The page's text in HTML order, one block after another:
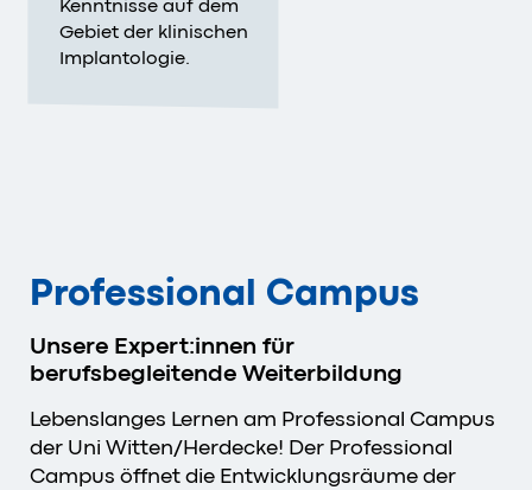
Kenntnisse auf dem
Gebiet der klinischen
Implantologie.
Professional Campus
Unsere Expert:innen für
berufsbegleitende Weiterbildung
Lebenslanges Lernen am Professional Campus
der Uni Witten/Herdecke! Der Professional
Campus öffnet die Entwicklungsräume der